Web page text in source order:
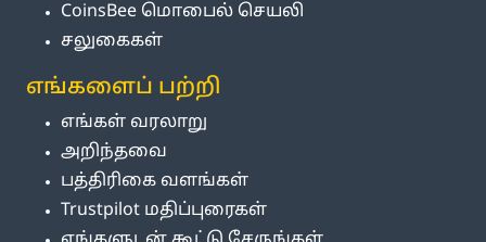
CoinsBee மொபைல் செயலி
சலுகைகள்
எங்களைப் பற்றி
எங்கள் வரலாறு
அறிந்தவை
பத்திரிகை வளங்கள்
Trustpilot மதிப்புரைகள்